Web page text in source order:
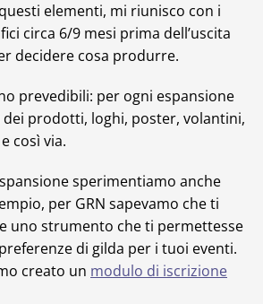
elementi, mi riunisco con i
circa 6/9 mesi prima dell’uscita
decidere cosa produrre.
prevedibili: per ogni espansione
prodotti, loghi, poster, volantini,
così via.
sperimentiamo anche
per GRN sapevamo che ti
uno strumento che ti permettesse
di gilda per i tuoi eventi.
creato un modulo di iscrizione